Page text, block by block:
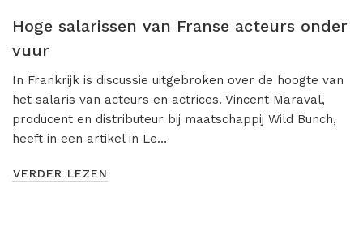
Misdaad
Musical
Romantische komedie
Thriller
Hoge salarissen van Franse acteurs onder
vuur
In Frankrijk is discussie uitgebroken over de hoogte van
het salaris van acteurs en actrices. Vincent Maraval,
producent en distributeur bij maatschappij Wild Bunch,
heeft in een artikel in Le…
VERDER LEZEN